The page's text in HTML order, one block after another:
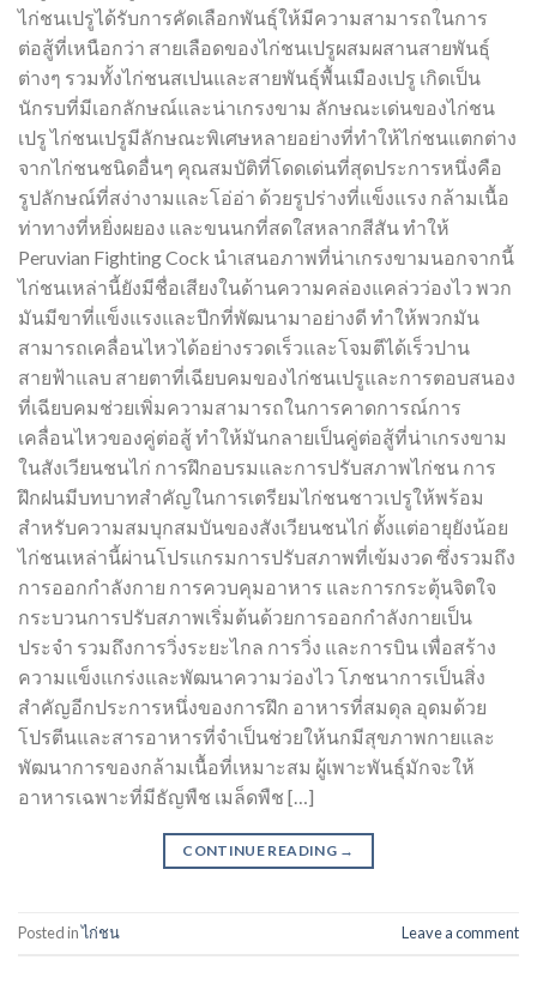
ไก่ชนเปรูได้รับการคัดเลือกพันธุ์ให้มีความสามารถในการ
ต่อสู้ที่เหนือกว่า สายเลือดของไก่ชนเปรูผสมผสานสายพันธุ์
ต่างๆ รวมทั้งไก่ชนสเปนและสายพันธุ์พื้นเมืองเปรู เกิดเป็น
นักรบที่มีเอกลักษณ์และน่าเกรงขาม ลักษณะเด่นของไก่ชน
เปรู ไก่ชนเปรูมีลักษณะพิเศษหลายอย่างที่ทำให้ไก่ชนแตกต่าง
จากไก่ชนชนิดอื่นๆ คุณสมบัติที่โดดเด่นที่สุดประการหนึ่งคือ
รูปลักษณ์ที่สง่างามและโอ่อ่า ด้วยรูปร่างที่แข็งแรง กล้ามเนื้อ
ท่าทางที่หยิ่งผยอง และขนนกที่สดใสหลากสีสัน ทำให้
Peruvian Fighting Cock นำเสนอภาพที่น่าเกรงขามนอกจากนี้
ไก่ชนเหล่านี้ยังมีชื่อเสียงในด้านความคล่องแคล่วว่องไว พวก
มันมีขาที่แข็งแรงและปีกที่พัฒนามาอย่างดี ทำให้พวกมัน
สามารถเคลื่อนไหวได้อย่างรวดเร็วและโจมตีได้เร็วปาน
สายฟ้าแลบ สายตาที่เฉียบคมของไก่ชนเปรูและการตอบสนอง
ที่เฉียบคมช่วยเพิ่มความสามารถในการคาดการณ์การ
เคลื่อนไหวของคู่ต่อสู้ ทำให้มันกลายเป็นคู่ต่อสู้ที่น่าเกรงขาม
ในสังเวียนชนไก่ การฝึกอบรมและการปรับสภาพไก่ชน การ
ฝึกฝนมีบทบาทสำคัญในการเตรียมไก่ชนชาวเปรูให้พร้อม
สำหรับความสมบุกสมบันของสังเวียนชนไก่ ตั้งแต่อายุยังน้อย
ไก่ชนเหล่านี้ผ่านโปรแกรมการปรับสภาพที่เข้มงวด ซึ่งรวมถึง
การออกกำลังกาย การควบคุมอาหาร และการกระตุ้นจิตใจ
กระบวนการปรับสภาพเริ่มต้นด้วยการออกกำลังกายเป็น
ประจำ รวมถึงการวิ่งระยะไกล การวิ่ง และการบิน เพื่อสร้าง
ความแข็งแกร่งและพัฒนาความว่องไว โภชนาการเป็นสิ่ง
สำคัญอีกประการหนึ่งของการฝึก อาหารที่สมดุล อุดมด้วย
โปรตีนและสารอาหารที่จำเป็นช่วยให้นกมีสุขภาพกายและ
พัฒนาการของกล้ามเนื้อที่เหมาะสม ผู้เพาะพันธุ์มักจะให้
อาหารเฉพาะที่มีธัญพืช เมล็ดพืช […]
CONTINUE READING →
Posted inไก่ชน Leave a comment